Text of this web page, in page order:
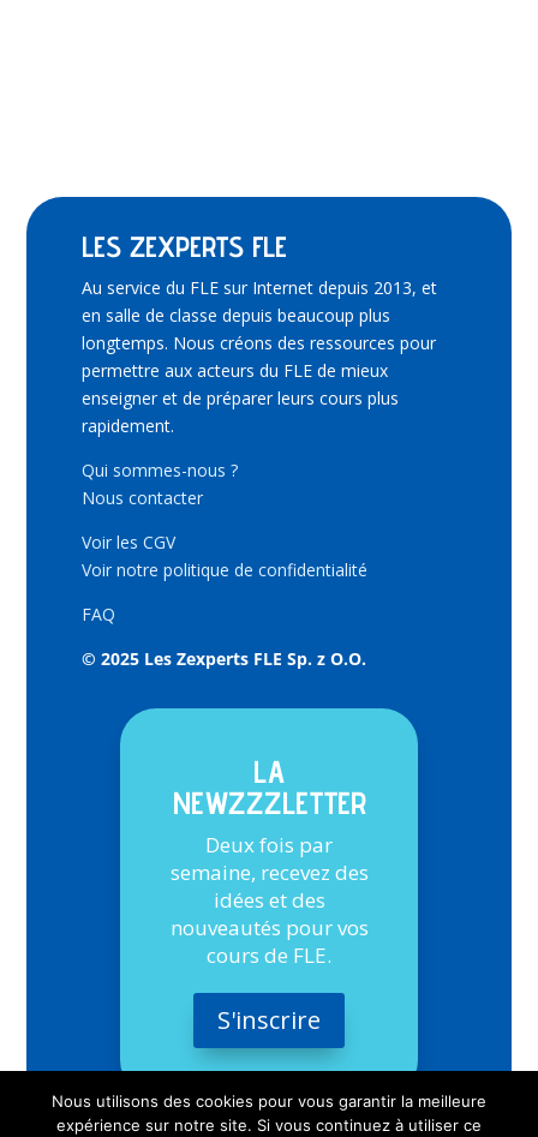
LES ZEXPERTS FLE
Au service du FLE sur Internet depuis 2013, et
en salle de classe depuis beaucoup plus
longtemps. Nous créons des ressources pour
permettre aux acteurs du FLE de mieux
enseigner et de préparer leurs cours plus
rapidement.
Qui sommes-nous ?
Nous contacter
Voir les CGV
Voir notre politique de confidentialité
FAQ
© 2025 Les Zexperts FLE Sp. z O.O.
LA
NEWZZZLETTER
Deux fois par
semaine, recevez des
idées et des
nouveautés pour vos
cours de FLE.
S'inscrire
Nous utilisons des cookies pour vous garantir la meilleure
expérience sur notre site. Si vous continuez à utiliser ce